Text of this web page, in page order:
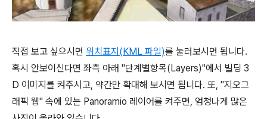
직접 보고 싶으시면 위치표지(KML 파일)를 눌러보시면 됩니다.
혹시 안보이신다면 좌측 아래 "단계별항목(Layers)"에서 빌딩 3
D 이미지를 켜주시고, 약간만 확대해 보시면 됩니다. 또, "지오그
래픽 웹" 속에 있는 Panoramio 레이어를 켜주면, 엄청나게 많은